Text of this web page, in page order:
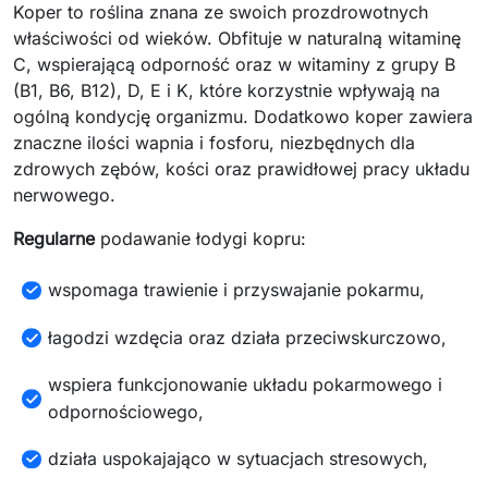
Koper to roślina znana ze swoich prozdrowotnych
właściwości od wieków. Obfituje w naturalną witaminę
C, wspierającą odporność oraz w witaminy z grupy B
(B1, B6, B12), D, E i K, które korzystnie wpływają na
ogólną kondycję organizmu. Dodatkowo koper zawiera
znaczne ilości wapnia i fosforu, niezbędnych dla
zdrowych zębów, kości oraz prawidłowej pracy układu
nerwowego.
Regularnepodawanie łodygi kopru:
wspomaga trawienie i przyswajanie pokarmu,
łagodzi wzdęcia oraz działa przeciwskurczowo,
wspiera funkcjonowanie układu pokarmowego i
odpornościowego,
działa uspokajająco w sytuacjach stresowych,